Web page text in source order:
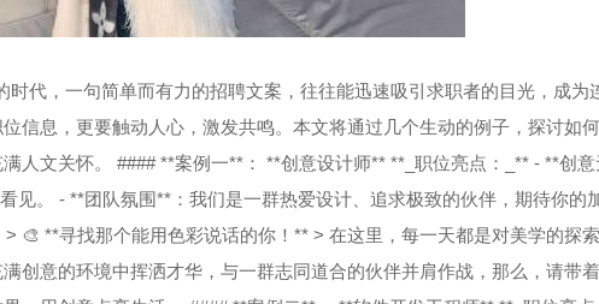
代，一句简单而有力的招聘文案，往往能迅速吸引求职者的目光，成为
信息，更要触动人心，激发共鸣。本文将通过几个生动的例子，探讨如
人文关怀。 #### **案例一**： **创意设计师** **_职位亮点：_** - **创
见。 - **团队氛围**：我们是一群热爱设计、追求极致的伙伴，期待你的
🎨 **寻找那个能用色彩说话的你！** > 在这里，每一天都是对美学的探
创意的环境中挥洒才华，与一群志同道合的伙伴并肩作战，那么，请带